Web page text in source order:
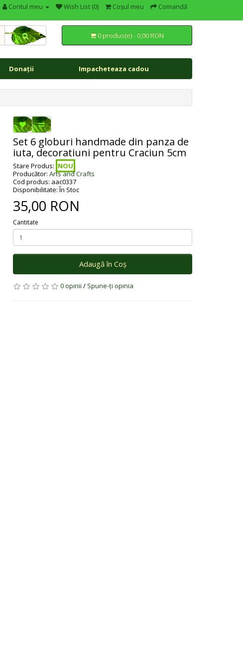
Contul meu Wish List (0) Coşul meu Comandă
0 produs(e) - 0,00 RON
Donații Impacheteaza cadou
Set 6 globuri handmade din panza de
iuta, decoratiuni pentru Craciun 5cm
Stare Produs: NOU
Producător: Arts and Crafts
Cod produs: aac0337
Disponibilitate: În Stoc
35,00 RON
Cantitate
Adaugă în Coş
0 opinii / Spune-ţi opinia